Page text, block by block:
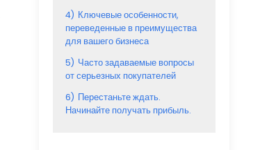
4) Ключевые особенности,
переведенные в преимущества
для вашего бизнеса
5) Часто задаваемые вопросы
от серьезных покупателей
6) Перестаньте ждать.
Начинайте получать прибыль.